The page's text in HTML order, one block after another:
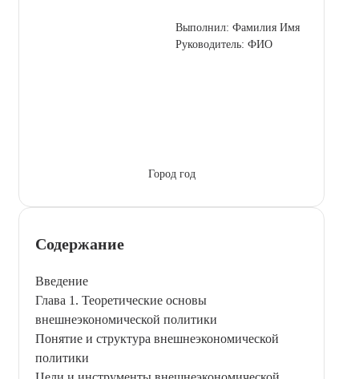
Выполнил: Фамилия Имя
Руководитель: ФИО
Город год
Содержание
Введение
Глава 1. Теоретические основы
внешнеэкономической политики
Понятие и структура внешнеэкономической
политики